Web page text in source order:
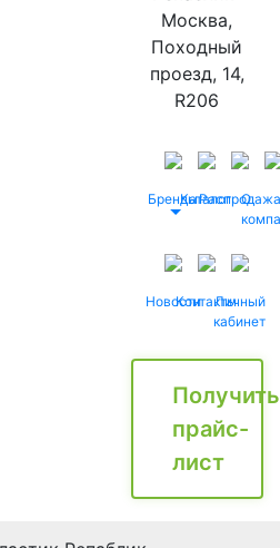
Москва,
Походный
проезд, 14,
R206
БрендыКаталог
Распродажа
О
НовостиКонтактыЛичный
кабинет
Получить
прайс-
лист